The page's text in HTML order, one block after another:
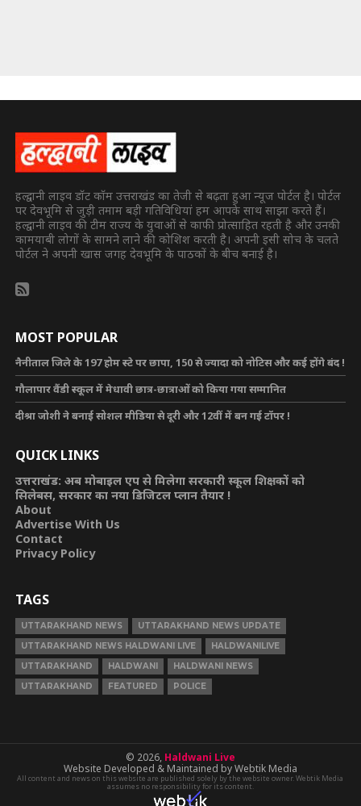
हल्द्वानी लाइव डॉट कॉम उत्तराखंड का तेजी से बढ़ता हुआ न्यूज पोर्टल है। पोर्टल
पर देवभूमि से जुड़ी तमाम बड़ी गतिविधियां हम आपके साथ साझा करते हैं।
हल्द्वानी लाइव की टीम राज्य के युवाओं से काफी प्रोत्साहित रहती है और उनकी
कामयाबी लोगों के सामने लाने की कोशिश करती है। अपनी इसी सोच के चलते
पोर्टल ने अपनी खास जगह देवभूमि के पाठकों के बीच बनाई है।
MOST POPULAR
नैनीताल जिले के 197 होम स्टे पर छापा, 150 से ज्यादा को नोटिस और कई होंगे बंद !
गौलापार वैंडी स्कूल में मेधावी छात्र-छात्राओं को किया गया सम्मानित
दीश्रा जोशी ने बनाई सोशल मीडिया से दूरी और 12वीं में बन गई टॉपर !
QUICK LINKS
उत्तराखंड: अब मोबाइल एप से मिलेगा सरकारी स्कूल शिक्षकों को
सिलेबस, सरकार का नया डिजिटल प्लान तैयार !
About
Advertise With Us
Contact
Privacy Policy
TAGS
UTTARAKHAND NEWS
UTTARAKHAND NEWS UPDATE
UTTARAKHAND NEWS HALDWANI LIVE
HALDWANILIVE
UTTARAKHAND
HALDWANI
HALDWANI NEWS
UTTARAKHAND
FEATURED POLICE
© 2026, Haldwani Live
Website Developed & Maintained by Webtik Media
All content and news on this website are published solely by the website owner. Webtik Media
assumes no responsibility for its content.